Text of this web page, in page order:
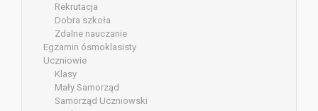
Rekrutacja
Dobra szkoła
Zdalne nauczanie
Egzamin ósmoklasisty
Uczniowie
Klasy
Mały Samorząd
Samorząd Uczniowski